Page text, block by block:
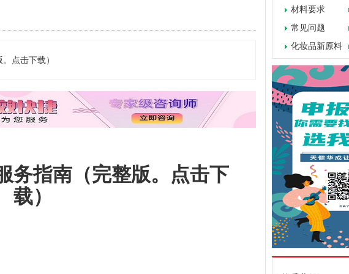
点击下载）
务指南（完整版。点击下
载）
材料要求
常见问题
化妆品新原料